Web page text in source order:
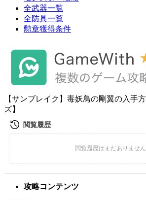
全武器一覧
全防具一覧
勲章獲得条件
【サンブレイク】毒妖鳥の剛翼の入手
ズ】
攻略コンテンツ